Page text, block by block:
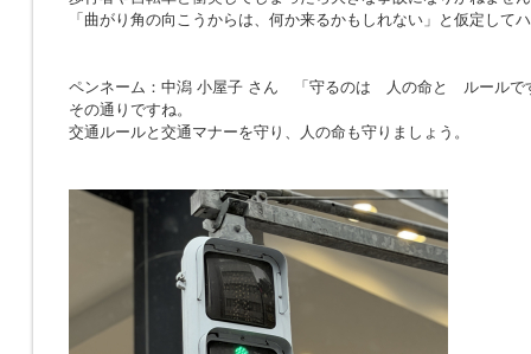
「曲がり角の向こうからは、何か来るかもしれない」と仮定して
ペンネーム：中潟 小屋子 さん 「 守るのは 人の命と ルールで
その通りですね。
交通ルールと交通マナーを守り、人の命も守りましょう。